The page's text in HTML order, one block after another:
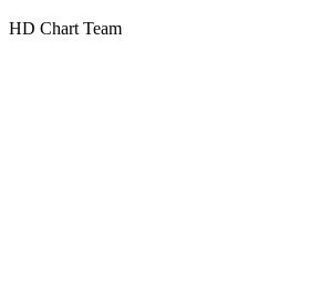
HD Chart Team